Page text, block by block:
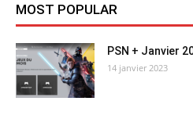
MOST POPULAR
PSN + Janvier
14 janvier 2023